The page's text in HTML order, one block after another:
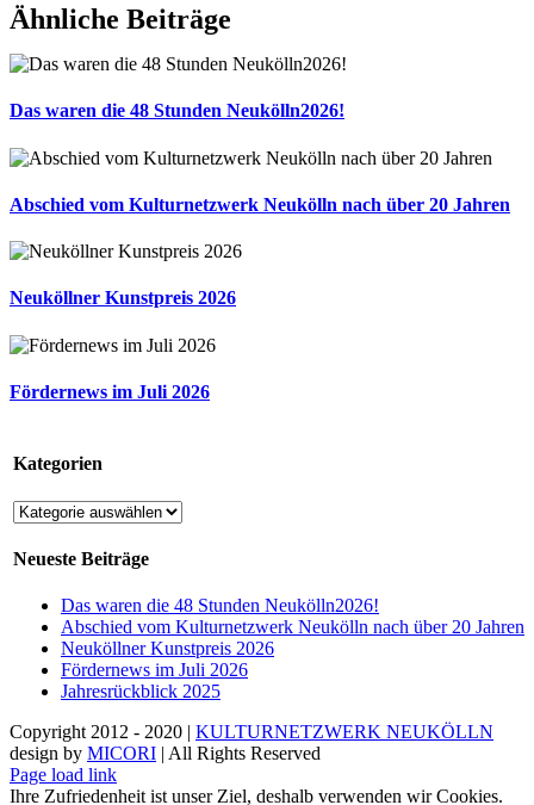
Facebook
X
Reddit
LinkedIn
WhatsApp
Tumblr
Pinterest
Vk
Xing
E-
Mail
Ähnliche Beiträge
Das waren die 48 Stunden Neukölln2026!
Abschied vom Kulturnetzwerk Neukölln nach über 20 Jahren
Neuköllner Kunstpreis 2026
Fördernews im Juli 2026
Kategorien
Kategorien
Neueste Beiträge
Das waren die 48 Stunden Neukölln2026!
Abschied vom Kulturnetzwerk Neukölln nach über 20 Jahren
Neuköllner Kunstpreis 2026
Fördernews im Juli 2026
Jahresrückblick 2025
Copyright 2012 - 2020 | KULTURNETZWERK NEUKÖLLN
design by MICORI | All Rights Reserved
Instagram
Facebook
Page load link
Ihre Zufriedenheit ist unser Ziel, deshalb verwenden wir Cookies.